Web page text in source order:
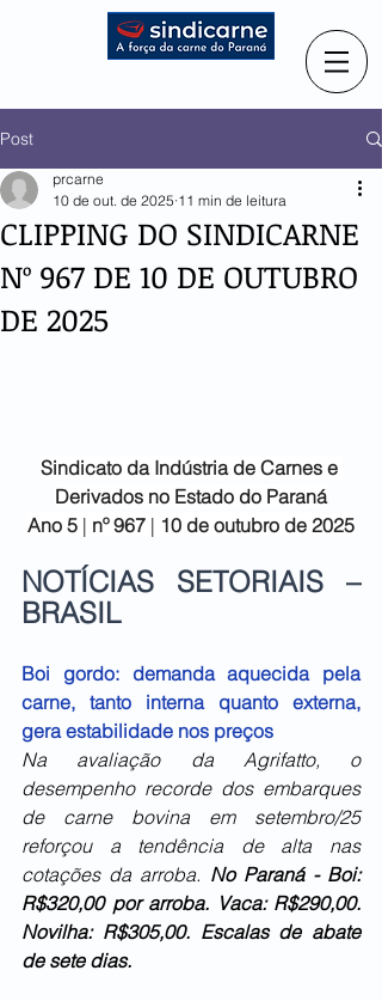
Post
CLIPPING DO SINDICARNE
Nº 967 DE 10 DE OUTUBRO
DE 2025
prcarne
10 de out. de 2025 11 min de leitura
Sindicato da Indústria de Carnes e
Derivados no Estado do Paraná
Ano 5 | nº 967 | 10 de outubro de 2025
NOTÍCIAS SETORIAIS –
BRASIL
Boi gordo: demanda aquecida pela
carne, tanto interna quanto externa,
gera estabilidade nos preços
Na avaliação da Agrifatto, o
desempenho recorde dos embarques
de carne bovina em setembro/25
reforçou a tendência de alta nas
cotações da arroba. No Paraná - Boi:
R$320,00 por arroba. Vaca: R$290,00.
Novilha: R$305,00. Escalas de abate
de sete dias.